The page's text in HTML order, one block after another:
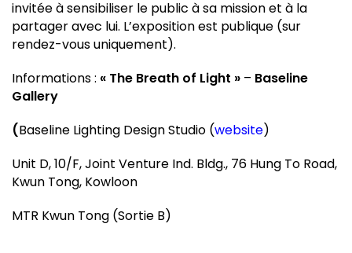
invitée à sensibiliser le public à sa mission et à la
partager avec lui. L’exposition est publique (sur
rendez-vous uniquement).
Informations : « The Breath of Light » – Baseline
Gallery
(Baseline Lighting Design Studio (website)
Unit D, 10/F, Joint Venture Ind. Bldg., 76 Hung To Road,
Kwun Tong, Kowloon
MTR Kwun Tong (Sortie B)